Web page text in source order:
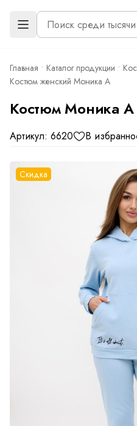
Главная Каталог продукции
Костюм женский Моника А
Костюм Моника
Артикул: 6620 В
Скидка